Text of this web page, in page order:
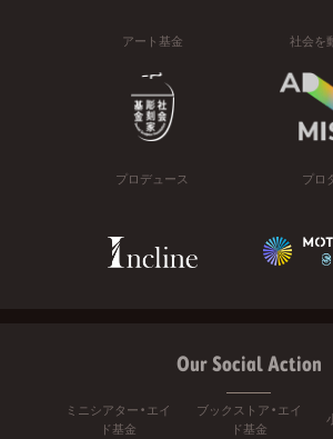
アート基金 社会を
プロデュース プロ
Our Social Action
ミニシアター・エイ
ド基金
ブックストア・エイ
ド基金